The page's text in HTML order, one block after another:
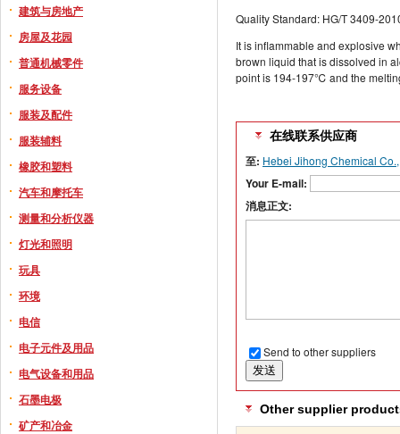
建筑与房地产
房屋及花园
普通机械零件
服务设备
服装及配件
服装辅料
橡胶和塑料
汽车和摩托车
测量和分析仪器
灯光和照明
玩具
环境
电信
电子元件及用品
电气设备和用品
石墨电极
矿产和冶金
Quality Standard: HG/T 3409-
It is inflammable and explosive
brown liquid that is dissolved in
point is 194-197℃ and the
在线联系供应商
至: Hebei Jihong Chemical
Your E-mail:
消息正文:
Send to other suppliers
Other supplier